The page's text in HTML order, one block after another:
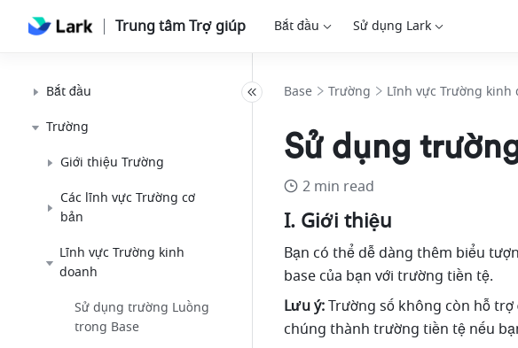
Trung tâm Trợ giúp Bắt đầu Sử dụng Lark
Bắt đầu
Trường
Giới thiệu Trường
Các lĩnh vực Trường cơ
bản
Lĩnh vực Trường kinh
doanh
Sử dụng trường Luồng
trong Base
Base Trường Lĩnh vực Trường kinh
Sử dụng
2 min read
I. Giới thiệu
Bạn có thể dễ dàng thêm biểu
base của bạn với trường tiền tệ.
Lưu ý: Trường số không còn hỗ trợ
chúng thành trường tiền tệ nếu